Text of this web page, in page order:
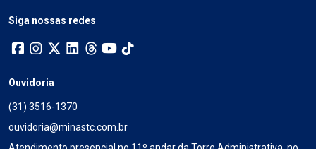
Siga nossas redes
Ouvidoria
(31) 3516-1370
ouvidoria@minastc.com.br